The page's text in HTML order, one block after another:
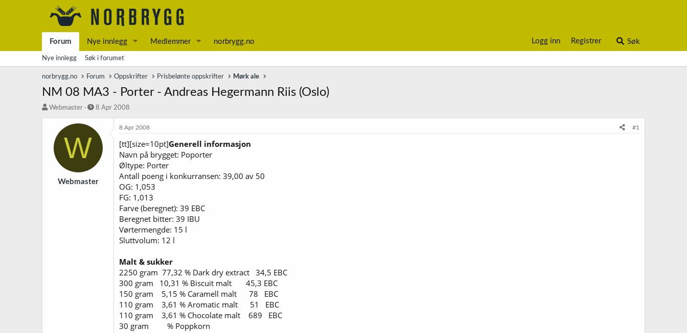
Forum Nye innlegg Medlemmer norbrygg.no Logg inn Registrer Søk
Nye innlegg Søk i forumet
norbrygg.no Forum Oppskrifter Prisbelønte oppskrifter Mørk ale
NM 08 MA3 - Porter - Andreas Hegermann Riis (Oslo)
T
Webmaster
S
r
a
o
8 Apr 2008
W
Webmaster
8 Apr 2008 #1
[tt][size=10pt]Generell informasjon
Navn på brygget: Poporter
Øltype: Porter
Antall poeng i konkurransen: 39,00 av 50
OG: 1,053
FG: 1,013
Farve (beregnet): 39 EBC
Beregnet bitter: 39 IBU
Vørtermengde: 15 l
Sluttvolum: 12 l
Malt & sukker
2250 gram 77,32 % Dark dry extract 34,5 EBC
300 gram 10,31 % Biscuit malt 45,3 EBC
150 gram 5,15 % Caramell malt 78 EBC
110 gram 3,61 % Aromatic malt 51 EBC
110 gram 3,61 % Chocolate malt 689 EBC
30 gram % Poppkorn